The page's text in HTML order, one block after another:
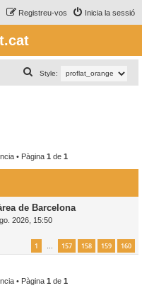
Inicia la sessió
Registreu-vos
Style:
e
• Pàgina 1 de 1
de Barcelona
2026, 15:50
1 … 157 158 159 160
• Pàgina 1 de 1